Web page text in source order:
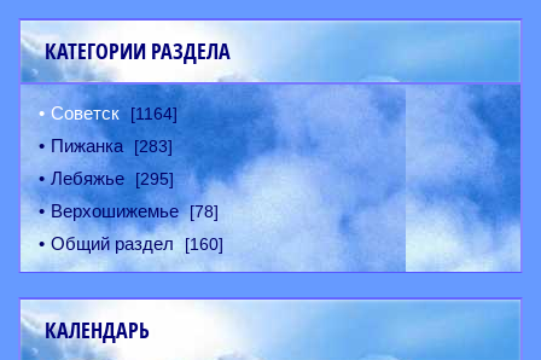
КАТЕГОРИИ РАЗДЕЛА
Советск [1164]
Пижанка [283]
Лебяжье [295]
Верхошижемье [78]
Общий раздел [160]
КАЛЕНДАРЬ